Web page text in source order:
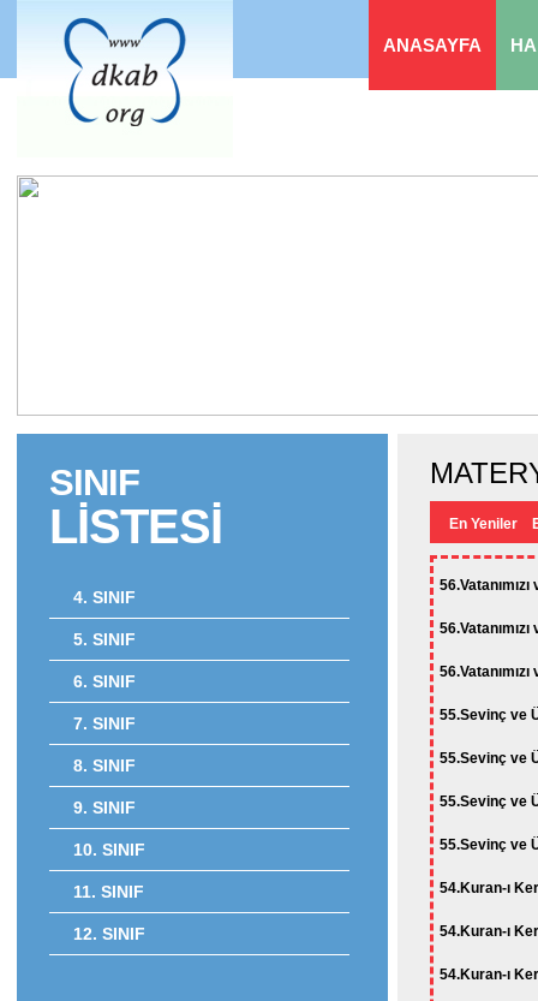
ANASAYFA
SINIF
LİSTESİ
4. SINIF
5. SINIF
6. SINIF
7. SINIF
8. SINIF
9. SINIF
10. SINIF
11. SINIF
12. SINIF
En Yeniler
55.Sevinç ve
55.Sevinç ve
55.Sevinç ve
55.Sevinç ve
54.Kuran-ı
54.Kuran-ı
54.Kuran-ı